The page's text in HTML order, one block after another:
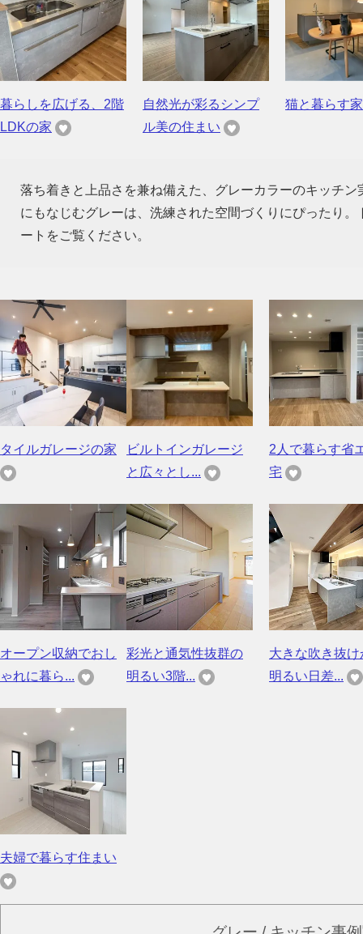
暮らしを広げる、2階
LDKの家
自然光が彩るシンプ
ル美の住まい
猫と暮らす家
落ち着きと上品さを兼ね備えた、グレーカラーのキッチ
にもなじむグレーは、洗練された空間づくりにぴったり
ートをご覧ください。
タイルガレージの家
ビルトインガレージ
と広々とし...
2人で暮らす省
宅
オープン収納でおし
ゃれに暮ら...
彩光と通気性抜群の
明るい3階...
大きな吹き抜け
明るい日差...
夫婦で暮らす住まい